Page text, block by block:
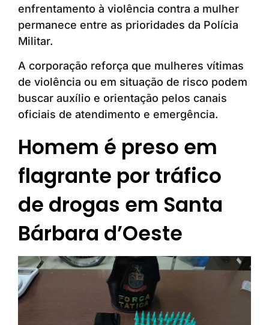
enfrentamento à violência contra a mulher
permanece entre as prioridades da Polícia
Militar.
A corporação reforça que mulheres vítimas
de violência ou em situação de risco podem
buscar auxílio e orientação pelos canais
oficiais de atendimento e emergência.
Homem é preso em
flagrante por tráfico
de drogas em Santa
Bárbara d’Oeste